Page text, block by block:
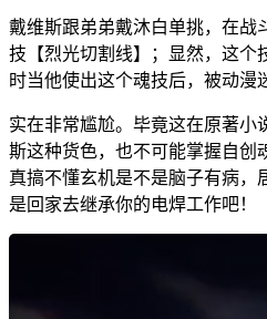
戴维斯跟弟弟戴沐白单挑，在战
技【烈光切割线】；显然，这个
时当他使出这个魂技后，被动漫
实在非常尴尬。毕竟这在原著小
斯这种货色，也不可能掌握自创
真搞不懂玄机是不是脑子有病，
是回家去继承你的电焊工作吧！